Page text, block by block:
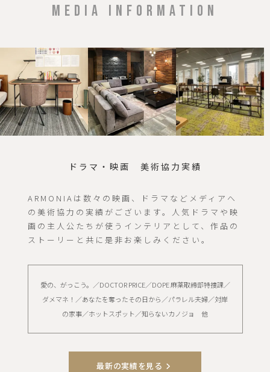
MEDIA INFORMATION
ドラマ・映画 美術協力実績
ARMONIAは数々の映画、ドラマなどメディアへ
の美術協力の実績がございます。人気ドラマや映
画の主人公たちが使うインテリアとして、作品の
ストーリーと共に是非お楽しみください。
愛の、がっこう。／DOCTOR PRICE／DOPE 麻薬取締部特捜課／
ダメマネ！／あなたを奪ったその日から／パラレル夫婦／対岸
の家事／ホットスポット／知らないカノジョ 他
最新の実績を見る